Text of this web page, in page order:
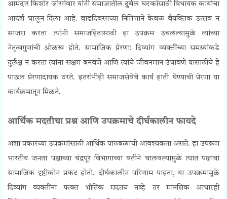
आमदार किशोर जोरगेवार यांनी समाजातील दुर्बल घटकांसाठी विधायक कार्याचा
आदर्श घालून दिला आहे. वाढदिवसाच्या निमित्ताने केवळ वैयक्तिक उत्सव न
साजरा करता त्यांनी समाजहितासाठी हा उपक्रम उचलल्यामुळे त्यांच्या
नेतृत्वगुणांची ओळख होते.सामाजिक प्रेरणा:दिव्यांग व्यक्तींच्या समस्यांकडे
दुर्लक्ष न करता त्यांना सक्षम बनवणे आणि त्यांचे जीवनमान उंचावणे यासाठीचे हे
पाऊल प्रेरणादायक ठरते. इतरांनीही समाजसेवेचे कार्य हाती घेण्याची प्रेरणा या
कार्यक्रमातून मिळते.
आर्थिक मदतीचा प्रश्न आणि उपक्रमाचे दीर्घकालीन फायदे
अशा प्रकारच्या उपक्रमांसाठी आर्थिक पाठबळाची आवश्यकता असते. हा उपक्रम
भारतीय जनता पक्षाच्या चंद्रपूर विभागाच्या वतीने चालवल्यामुळे त्यात पक्षाचा
सामाजिक दृष्टीकोन प्रकट होतो. दीर्घकालीन परिणाम पाहता, या उपक्रमामुळे
दिव्यांग व्यक्तींना फक्त भौतिक मदतच नव्हे तर मानसिक आधारही